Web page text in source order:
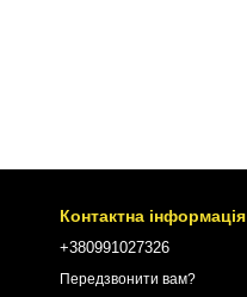
Контактна інформація
+380991027326
Передзвонити вам?